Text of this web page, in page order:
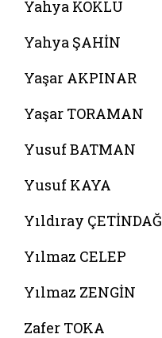
Yahya KÖKLÜ
Yahya ŞAHİN
Yaşar AKPINAR
Yaşar TORAMAN
Yusuf BATMAN
Yusuf KAYA
Yıldıray ÇETİNDAĞ
Yılmaz CELEP
Yılmaz ZENGİN
Zafer TOKA